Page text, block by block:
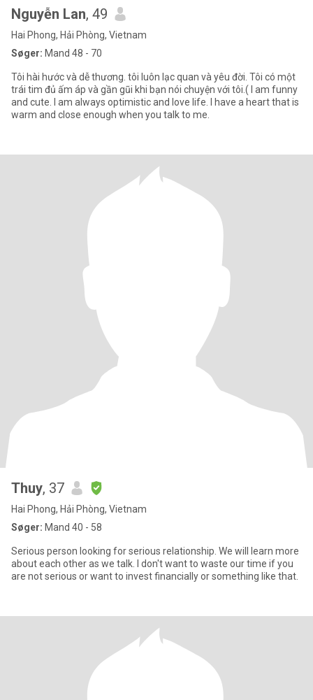
Nguyễn Lan, 49
Hai Phong, Hải Phòng, Vietnam
Søger: Mand 48 - 70
Tôi hài hước và dễ thương. tôi luôn lạc quan và yêu đời. Tôi có một
trái tim đủ ấm áp và gần gũi khi bạn nói chuyện với tôi.( I am funny
and cute. I am always optimistic and love life. I have a heart that is
warm and close enough when you talk to me.
Thuy, 37
Hai Phong, Hải Phòng, Vietnam
Søger: Mand 40 - 58
Serious person looking for serious relationship. We will learn more
about each other as we talk. I don't want to waste our time if you
are not serious or want to invest financially or something like that.